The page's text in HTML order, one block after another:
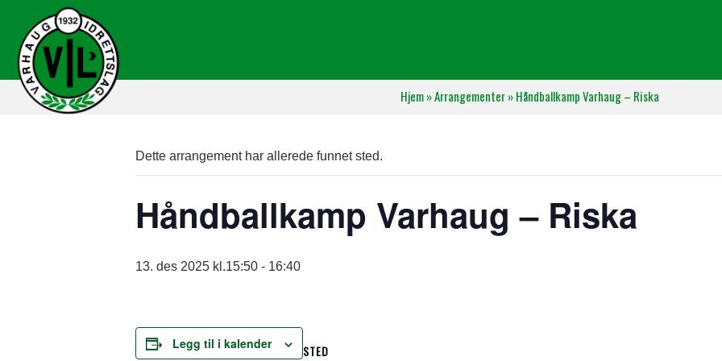
Hjem»Arrangementer»Håndballkamp Varhaug – Riska
Dette arrangement har allerede funnet sted.
Håndballkamp Varhaug – Riska
13. des 2025 kl.15:50 - 16:40
Legg til i kalender STED